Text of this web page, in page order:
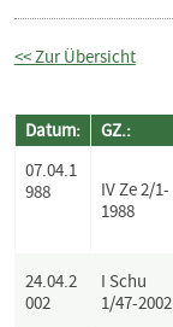
<< Zur Übersicht
Datum: GZ.:
07.04.1
988
IV Ze 2/1-
1988
24.04.2
002
I Schu
1/47-2002